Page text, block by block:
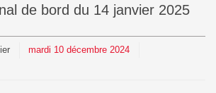
de bord du 14 janvier 2025
mardi 10 décembre 2024